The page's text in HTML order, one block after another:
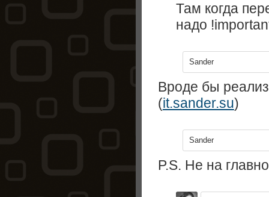
Там когда
надо
Sander
Вроде бы
(it.sander.su)
Sander
P.S. Не на